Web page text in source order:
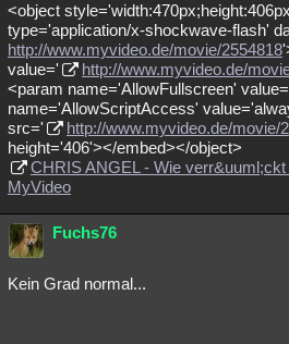
Astronomie Helpdesk Gruppen
Musik Clash Verbesserungen
Übersichten
Besucht Teilgenommen Alle
Lesenswert Schlüsselwörter
<object
type='application/x-shockwave-flash'
http://www.myvideo.de/movie/2554818
value='
http://www.myvideo.de/
<param name='AllowFullscreen'
name='AllowScriptAccess'
src='
http://www.myvideo.de/movie/
height='406'></embed></object>
CHRIS ANGEL - Wie
MyVideo
Fuchs76
Kein Grad normal...